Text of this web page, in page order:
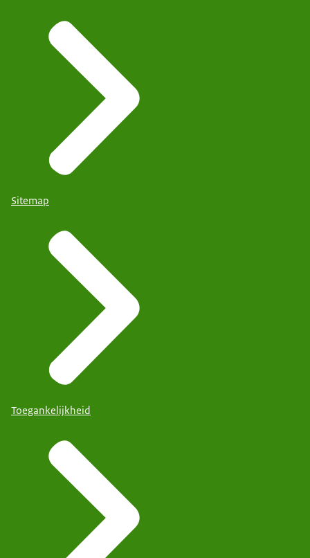
Sitemap
Toegankelijkheid